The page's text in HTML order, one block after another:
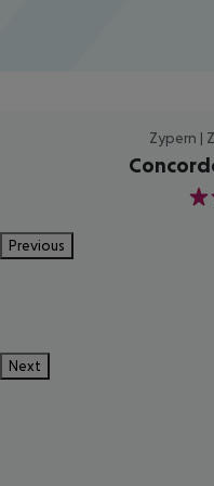
Zypern |
5
Previous
Next